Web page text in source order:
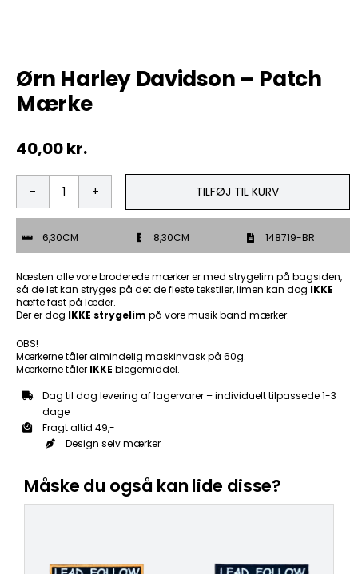
ØL & Spiritus
Ørn Harley Davidson – Patch
Mærke
40,00kr.
Ørn
Harley
-
Patch
Mærke
antal
TILFØJ TIL KURV
6,30CM 8,30CM 148719-BR
Næsten alle vore broderede mærker er med strygelim på bagsiden,
så de let kan stryges på det de fleste tekstiler, limen kan dog IKKE
hæfte fast på læder.
Der er dog IKKE strygelim på vore musik band mærker.
OBS!
Mærkerne tåler almindelig maskinvask på 60g.
Mærkerne tåler IKKE blegemiddel.
Dag til dag levering af lagervarer – individuelt tilpassede 1-3
dage
Fragt altid 49,-
Design selv mærker
Måske du også kan lide disse?